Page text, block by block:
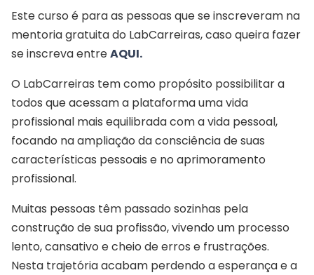
Este curso é para as pessoas que se inscreveram na
mentoria gratuita do LabCarreiras, caso queira fazer
se inscreva entreAQUI.
O LabCarreiras tem como propósito possibilitar a
todos que acessam a plataforma uma vida
profissional mais equilibrada com a vida pessoal,
focando na ampliação da consciência de suas
características pessoais e no aprimoramento
profissional.
Muitas pessoas têm passado sozinhas pela
construção de sua profissão, vivendo um processo
lento, cansativo e cheio de erros e frustrações.
Nesta trajetória acabam perdendo a esperança e a